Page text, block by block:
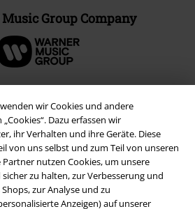
wir Cookies und andere
Dazu erfassen wir
ihr Verhalten und ihre Geräte. Diese
von uns selbst und zum Teil von unseren
nutzen Cookies, um unsere
zu halten, zur Verbesserung und
zur Analyse und zu
Anzeigen) auf unserer
Group Company